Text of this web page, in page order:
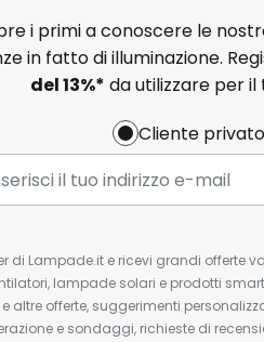
i primi a conoscere le
in fatto di illuminazione.
del13%* da utilizzare per
Cliente privato
di Lampade.it e ricevi grandi
lampade solari e prodotti
altre offerte, suggerimenti
e sondaggi, richieste di